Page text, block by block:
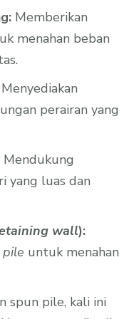
Memberikan
menahan beban
Menyediakan
perairan yang
Mendukung
yang luas dan
wall):
untuk menahan
spun pile, kali ini